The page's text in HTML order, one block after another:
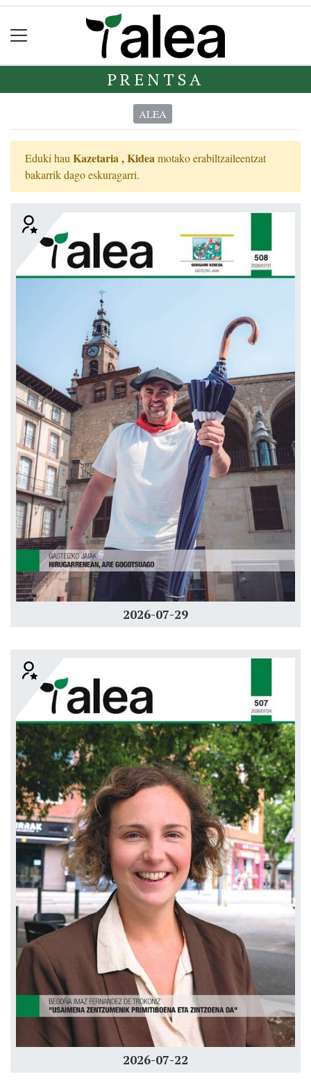
PRENTSA
ALEA
Eduki hauKazetaria ,Kideamotako erabiltzaileentzat
bakarrik dago eskuragarri.
2026-07-29
2026-07-22